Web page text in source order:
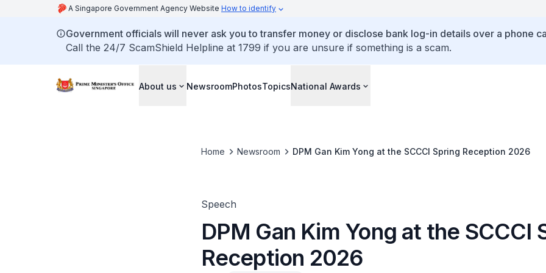
A Singapore Government Agency Website How to identify
Government officials will never ask you to transfer money or disclose bank log-in details over a phone
Call the 24/7 ScamShield Helpline at 1799 if you are unsure if something is a scam.
About us NewsroomPhotosTopicsNational Awards
Home Newsroom DPM Gan Kim Yong at the SCCCI Spring Reception 2026
Speech
DPM Gan Kim Yong at the SCCCI
Reception 2026